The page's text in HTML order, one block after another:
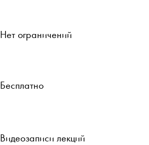
Нет ограничений
Бесплатно
Видеозаписи лекций